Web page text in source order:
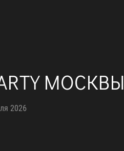
МОСКВЫ
2026